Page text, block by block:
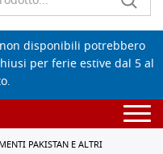
disponibili potrebbero
per ferie estive dal 5 al
PAKISTAN E ALTRI